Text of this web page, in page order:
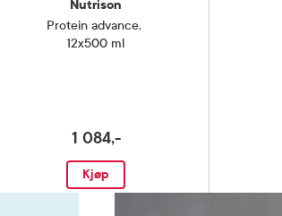
Nutrison
Protein advance,
12x500 ml
1 084,-
Kjøp